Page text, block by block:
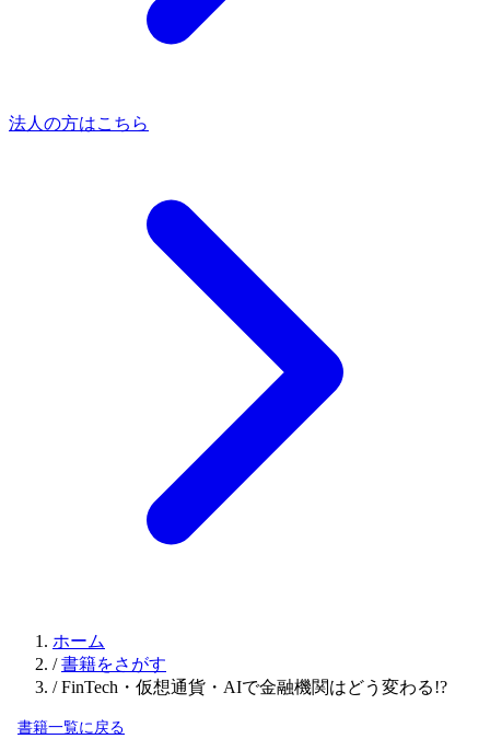
法人の方はこちら
ホーム
/ 書籍をさがす
/ FinTech・仮想通貨・AIで金融機関はどう変わる!?
書籍一覧に戻る